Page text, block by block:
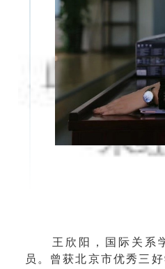
王欣阳，国际关系
员。曾获北京市优秀三